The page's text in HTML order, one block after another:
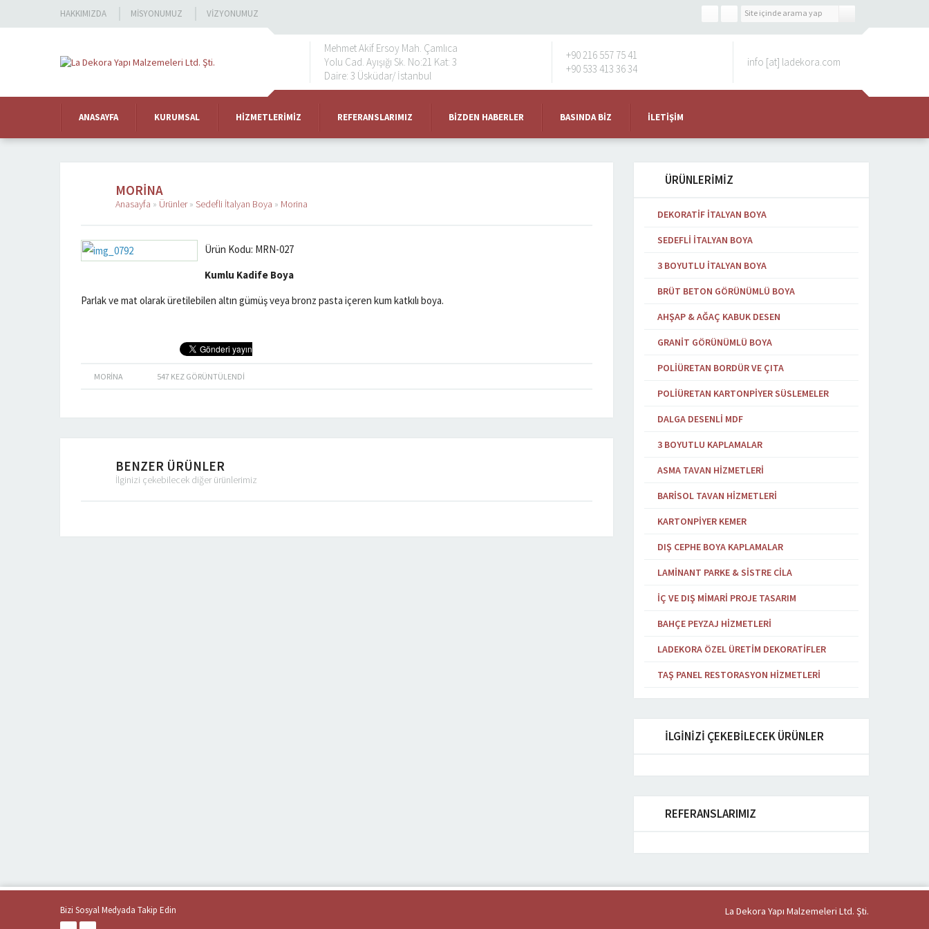
HAKKIMIZDA MISYONUMUZ VIZYONUMUZ
Mehmet Akif Ersoy Mah. Çamlıca
Yolu Cad. Ayışığı Sk. No:21 Kat: 3
Daire: 3 Üsküdar/ İstanbul
+90 216 557 75 41
+90 533 413 36 34
info [at] ladekora.com
ANASAYFA KURUMSAL HIZMETLERIMIZ REFERANSLARIMIZ BIZDEN HABERLER BASINDA BIZ İLETIŞIM
MORINA
Anasayfa » Ürünler» Sedefli İtalyan Boya » Morina
Ürün Kodu: MRN-027
Kumlu Kadife Boya
Parlak ve mat olarak üretilebilen altın gümüş veya bronz pasta içeren kum katkılı boya.
MORINA 547 KEZ GÖRÜNTÜLENDI
BENZER ÜRÜNLER
İlginizi çekebilecek diğer ürünlerimiz
ÜRÜNLERİMİZ
DEKORATIF İTALYAN BOYA
SEDEFLI İTALYAN BOYA
3 BOYUTLU İTALYAN BOYA
BRÜT BETON GÖRÜNÜMLÜ BOYA
AHŞAP & AĞAÇ KABUK DESEN
GRANIT GÖRÜNÜMLÜ BOYA
POLIÜRETAN BORDÜR VE ÇITA
POLIÜRETAN KARTONPIYER SÜSLEMELER
DALGA DESENLI MDF
3 BOYUTLU KAPLAMALAR
ASMA TAVAN HIZMETLERI
BARISOL TAVAN HIZMETLERI
KARTONPIYER KEMER
DIŞ CEPHE BOYA KAPLAMALAR
LAMINANT PARKE & SISTRE CILA
İÇ VE DIŞ MIMARI PROJE TASARIM
BAHÇE PEYZAJ HIZMETLERI
LADEKORA ÖZEL ÜRETIM DEKORATIFLER
TAŞ PANEL RESTORASYON HIZMETLERI
İLGİNİZİ ÇEKEBİLECEK ÜRÜNLER
REFERANSLARIMIZ
Bizi Sosyal Medyada Takip Edin La Dekora Yapı Malzemeleri Ltd. Şti.